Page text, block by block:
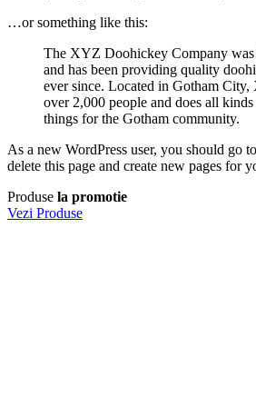
…or something like this:
The XYZ Doohickey Company
and has been providing quality
ever since. Located in Gotham
over 2,000 people and does all
things for the Gotham community.
As a new WordPress user, you should go to
delete this page and create new pages for
Produse la promotie
Vezi Produse